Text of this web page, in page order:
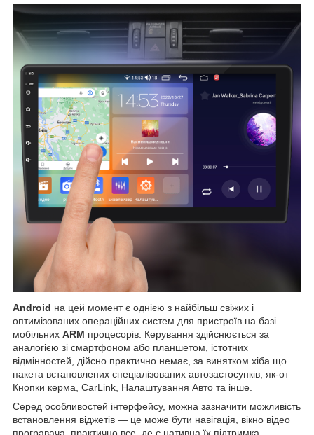
Android на цей момент є однією з найбільш свіжих і
оптимізованих операційних систем для пристроїв на базі
мобільних ARM процесорів. Керування здійснюється за
аналогією зі смартфоном або планшетом, істотних
відмінностей, дійсно практично немає, за винятком хіба що
пакета встановлених спеціалізованих автозастосунків, як-от
Кнопки керма, CarLink, Налаштування Авто та інше.
Серед особливостей інтерфейсу, можна зазначити можливість
встановлення віджетів — це може бути навігація, вікно відео